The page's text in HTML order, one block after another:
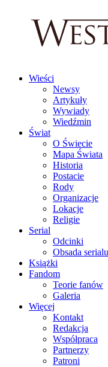
Wieści
Newsy
Artykuły
Wywiady
Wiedźmin
Świat
O Świecie
Mapa Świata
Historia
Postacie
Rody
Organizacje
Lokacje
Religie
Serial
Odcinki
Obsada serialu
Książki
Fandom
Teorie fanów
Galeria
Więcej
Kontakt
Redakcja
Współpraca
Partnerzy
Patroni